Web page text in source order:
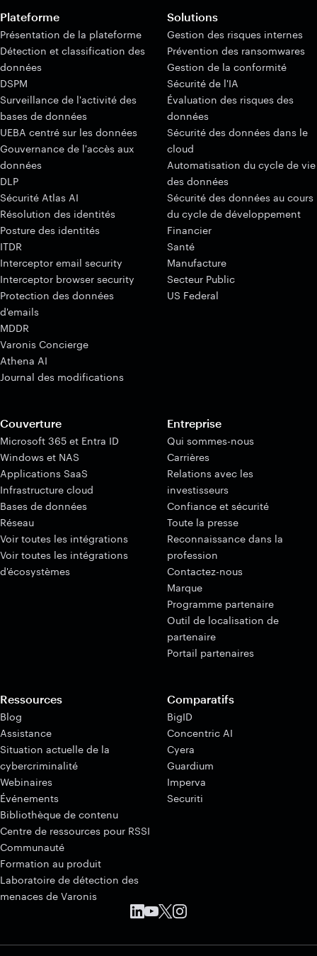
Plateforme
Présentation de la plateforme
Détection et classification des
données
DSPM
Surveillance de l'activité des
bases de données
UEBA centré sur les données
Gouvernance de l'accès aux
données
DLP
Sécurité Atlas AI
Résolution des identités
Posture des identités
ITDR
Interceptor email security
Interceptor browser security
Protection des données
d'emails
MDDR
Varonis Concierge
Athena AI
Journal des modifications
Solutions
Gestion des risques internes
Prévention des ransomwares
Gestion de la conformité
Sécurité de l'IA
Évaluation des risques des
données
Sécurité des données dans le
cloud
Automatisation du cycle de vie
des données
Sécurité des données au cours
du cycle de développement
Financier
Santé
Manufacture
Secteur Public
US Federal
Couverture
Microsoft 365 et Entra ID
Windows et NAS
Applications SaaS
Infrastructure cloud
Bases de données
Réseau
Voir toutes les intégrations
Voir toutes les intégrations
d'écosystèmes
Entreprise
Qui sommes-nous
Carrières
Relations avec les
investisseurs
Confiance et sécurité
Toute la presse
Reconnaissance dans la
profession
Contactez-nous
Marque
Programme partenaire
Outil de localisation de
partenaire
Portail partenaires
Ressources
Blog
Assistance
Situation actuelle de la
cybercriminalité
Webinaires
Événements
Bibliothèque de contenu
Centre de ressources pour RSSI
Communauté
Formation au produit
Laboratoire de détection des
menaces de Varonis
Comparatifs
BigID
Concentric AI
Cyera
Guardium
Imperva
Securiti